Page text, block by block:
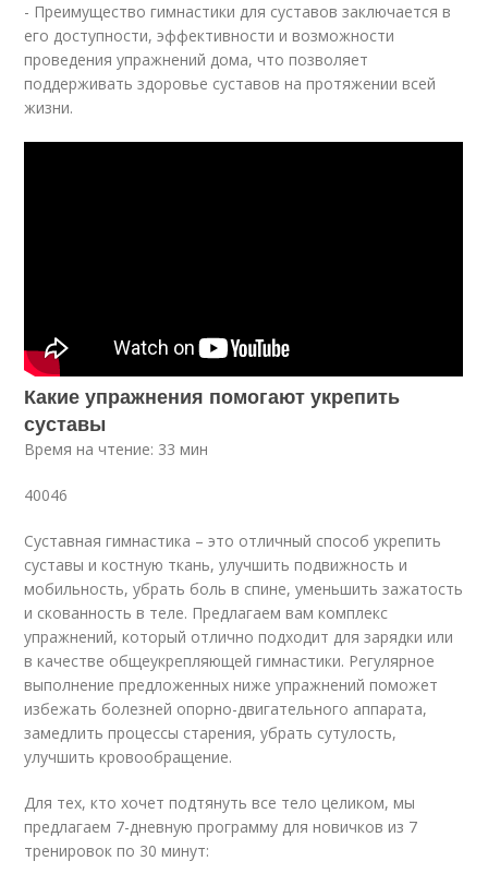
- Преимущество гимнастики для суставов заключается в
его доступности, эффективности и возможности
проведения упражнений дома, что позволяет
поддерживать здоровье суставов на протяжении всей
жизни.
Какие упражнения помогают укрепить
суставы
Время на чтение: 33 мин
40046
Суставная гимнастика – это отличный способ укрепить
суставы и костную ткань, улучшить подвижность и
мобильность, убрать боль в спине, уменьшить зажатость
и скованность в теле. Предлагаем вам комплекс
упражнений, который отлично подходит для зарядки или
в качестве общеукрепляющей гимнастики. Регулярное
выполнение предложенных ниже упражнений поможет
избежать болезней опорно-двигательного аппарата,
замедлить процессы старения, убрать сутулость,
улучшить кровообращение.
Для тех, кто хочет подтянуть все тело целиком, мы
предлагаем 7-дневную программу для новичков из 7
тренировок по 30 минут: